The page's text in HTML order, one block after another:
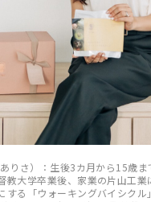
りさ）：生後3カ月から15歳ま
教大学卒業後、家業の片山工業
する「ウォーキングバイシクル